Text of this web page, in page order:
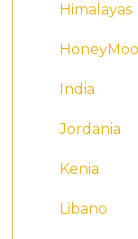
Himalayas
India
Jordania
Kenia
Libano